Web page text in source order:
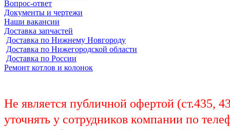
Вопрос-ответ
Документы и чертежи
Наши вакансии
Доставка запчастей
Доставка по Нижнему Новгороду
Доставка по Нижегородской области
Доставка по России
Ремонт котлов и колонок
Не является публичной офертой (ст.435,
уточнять у сотрудников компании по